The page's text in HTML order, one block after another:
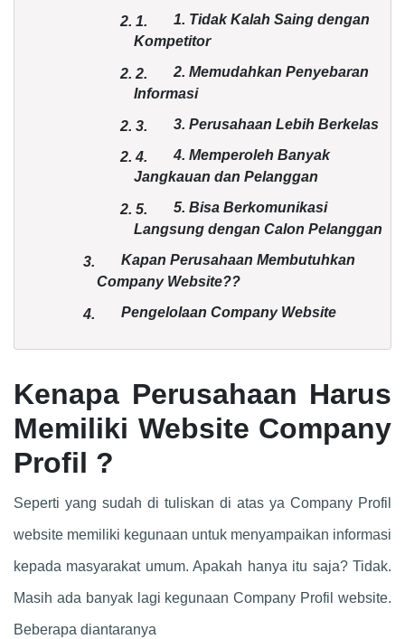
2. 1.
1. Tidak Kalah Saing dengan
Kompetitor
2.2.
2. Memudahkan Penyebaran
Informasi
2. 3. 3. Perusahaan Lebih Berkelas
2.4.
4. Memperoleh Banyak
Jangkauan dan Pelanggan
2. 5.
5. Bisa Berkomunikasi
Langsung dengan Calon Pelanggan
3.
Kapan Perusahaan Membutuhkan
Company Website??
4. Pengelolaan Company Website
Kenapa Perusahaan Harus
Memiliki Website Company
Profil ?
Seperti yang sudah di tuliskan di atas ya Company Profil
website memiliki kegunaan untuk menyampaikan informasi
kepada masyarakat umum. Apakah hanya itu saja? Tidak.
Masih ada banyak lagi kegunaan Company Profil website.
Beberapa diantaranya